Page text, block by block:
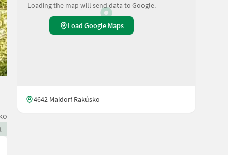
Loading the map will send data to Google.
Load Google Maps
4642 Maidorf Rakúsko